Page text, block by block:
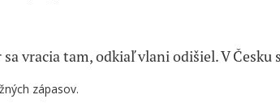
zápasov.
vracia tam, odkiaľ vlani odišiel. V Česku